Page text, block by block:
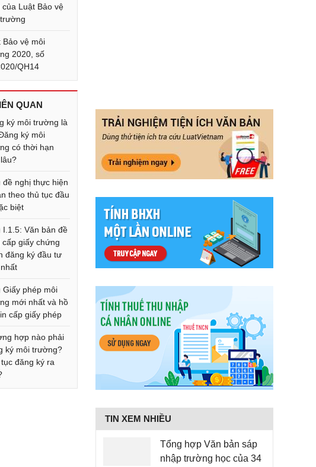
của Luật Bảo vệ
Bảo vệ môi
2020, số
QH14
QUAN
ký môi trường là
ký môi
có thời hạn
đề nghị thực hiện
theo thủ tục đầu
biệt
I.1.5: Văn bản đề
cấp giấy chứng
đăng ký đầu tư
Giấy phép môi
mới nhất và hồ
cấp giấy phép
hợp nào phải
ký môi trường?
đăng ký ra
TIN XEM NHIỀU
Tổng hợp Văn bản sáp
nhập trường học của 34